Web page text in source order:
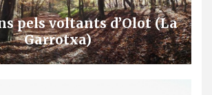
pels voltants d’Olot (La
Garrotxa)